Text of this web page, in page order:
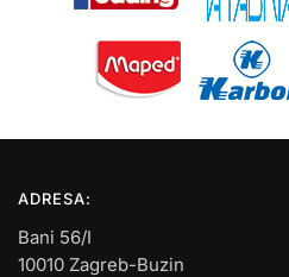
ADRESA:
Bani 56/I
10010 Zagreb-Buzin